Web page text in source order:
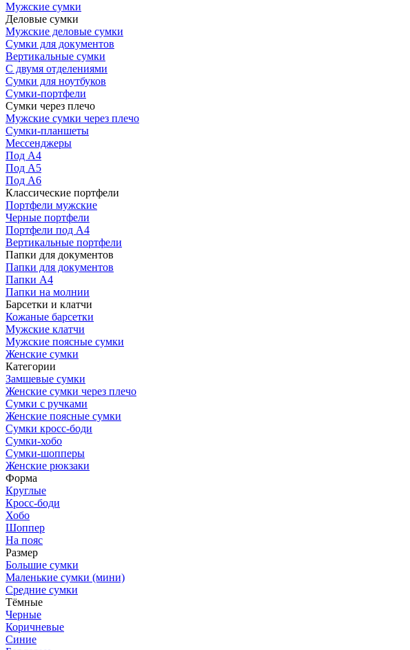
Мужские сумки
Деловые сумки
Мужские деловые сумки
Сумки для документов
Вертикальные сумки
С двумя отделениями
Сумки для ноутбуков
Сумки-портфели
Сумки через плечо
Мужские сумки через плечо
Сумки-планшеты
Мессенджеры
Под А4
Под А5
Под А6
Классические портфели
Портфели мужские
Черные портфели
Портфели под А4
Вертикальные портфели
Папки для документов
Папки для документов
Папки А4
Папки на молнии
Барсетки и клатчи
Кожаные барсетки
Мужские клатчи
Мужские поясные сумки
Женские сумки
Категории
Замшевые сумки
Женские сумки через плечо
Сумки с ручками
Женские поясные сумки
Сумки кросс-боди
Сумки-хобо
Сумки-шопперы
Женские рюкзаки
Форма
Круглые
Кросс-боди
Хобо
Шоппер
На пояс
Размер
Большие сумки
Маленькие сумки (мини)
Средние сумки
Тёмные
Черные
Коричневые
Синие